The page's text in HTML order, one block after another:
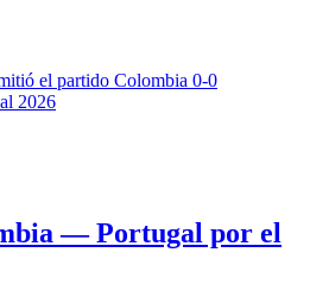
— Portugal por el